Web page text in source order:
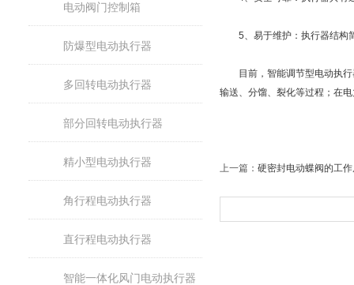
电动阀门控制箱
防爆型电动执行器
多回转电动执行器
部分回转电动执行器
精小型电动执行器
角行程电动执行器
直行程电动执行器
智能一体化风门电动执行器
5、易于维护：执行器结构
目前，智能调节型电动执行
输送、分馏、裂化等过程；在
上一篇： 硬密封电动蝶阀的工